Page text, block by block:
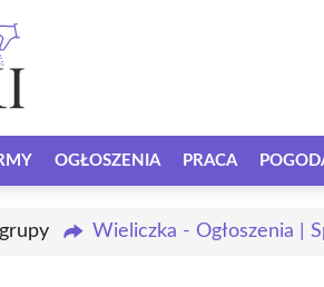
OGŁOSZENIA PRACA
Wieliczka - Ogłoszenia |